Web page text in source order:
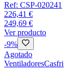
Ref: CSP-020241
226,41 €
249,69 €
Ver producto
-9%
Agotado
VentiladoresCasfri